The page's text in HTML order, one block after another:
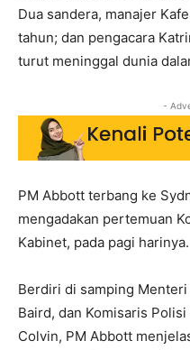
Dua sandera, manajer
tahun; dan pengacara
turut meninggal dunia
-
PM Abbott terbang ke
mengadakan pertemuan
Kabinet, pada pagi harinya.
Berdiri di samping
Baird, dan Komisaris
Colvin, PM Abbott